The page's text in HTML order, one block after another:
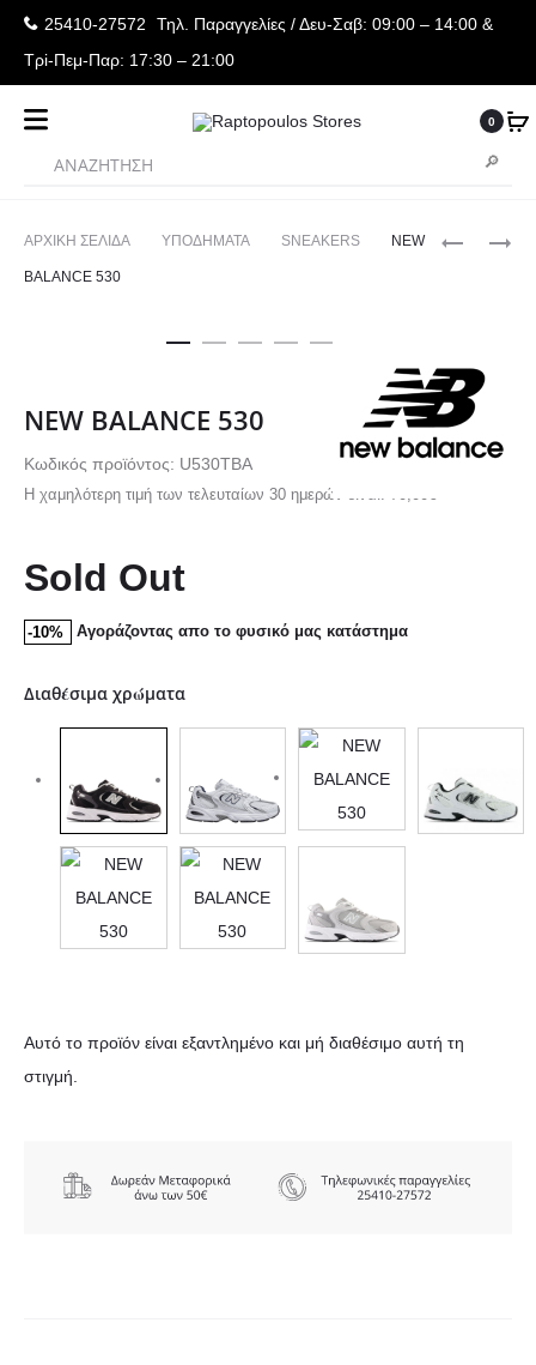
25410-27572 Τηλ. Παραγγελίες / Δευ-Σαβ: 09:00 – 14:00 &
Τρi-Πεμ-Παρ: 17:30 – 21:00
0
UNDER
LC
ΑΡΧΙΚΉ ΣΕΛΊΔΑ ΥΠΟΔΗΜΑΤΑ SNEAKERS NEW
BALANCE 530
NEW BALANCE 530
Κωδικός προϊόντος: U530TBA
Η χαμηλότερη τιμή των τελευταίων 30 ημερών είναι: 70,00 €
Sold Out
-10% Αγοράζοντας απο το φυσικό μας κατάστημα
Διαθέσιμα χρώματα
Αυτό το προϊόν είναι εξαντλημένο και μή διαθέσιμο αυτή τη
στιγμή.